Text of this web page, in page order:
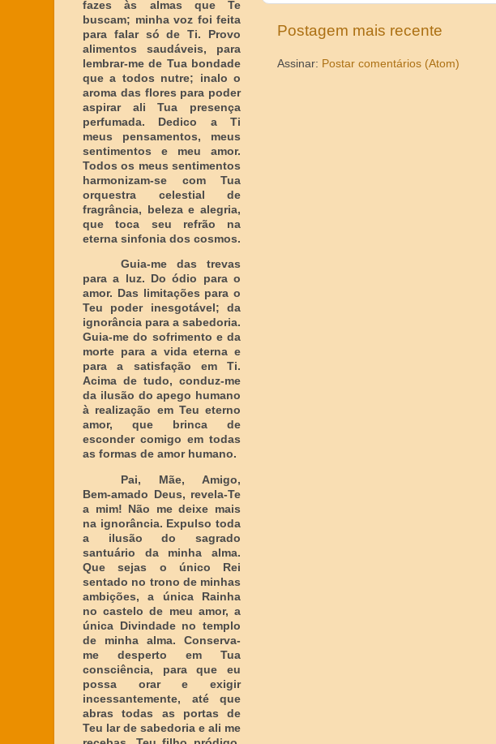
Postagem mais recente
Assinar: Postar comentários (Atom)
fazes às almas que Te
buscam; minha voz foi feita
para falar só de Ti. Provo
alimentos saudáveis, para
lembrar-me de Tua bondade
que a todos nutre; inalo o
aroma das flores para poder
aspirar ali Tua presença
perfumada. Dedico a Ti
meus pensamentos, meus
sentimentos e meu amor.
Todos os meus sentimentos
harmonizam-se com Tua
orquestra celestial de
fragrância, beleza e alegria,
que toca seu refrão na
eterna sinfonia dos cosmos.
Guia-me das trevas
para a luz. Do ódio para o
amor. Das limitações para o
Teu poder inesgotável; da
ignorância para a sabedoria.
Guia-me do sofrimento e da
morte para a vida eterna e
para a satisfação em Ti.
Acima de tudo, conduz-me
da ilusão do apego humano
à realização em Teu eterno
amor, que brinca de
esconder comigo em todas
as formas de amor humano.
Pai, Mãe, Amigo,
Bem-amado Deus, revela-Te
a mim! Não me deixe mais
na ignorância. Expulso toda
a ilusão do sagrado
santuário da minha alma.
Que sejas o único Rei
sentado no trono de minhas
ambições, a única Rainha
no castelo de meu amor, a
única Divindade no templo
de minha alma. Conserva-
me desperto em Tua
consciência, para que eu
possa orar e exigir
incessantemente, até que
abras todas as portas de
Teu lar de sabedoria e ali me